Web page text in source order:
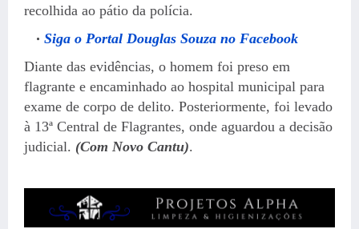
recolhida ao pátio da polícia.
Siga o Portal Douglas Souza no Facebook
Diante das evidências, o homem foi preso em
flagrante e encaminhado ao hospital municipal para
exame de corpo de delito. Posteriormente, foi levado
à 13ª Central de Flagrantes, onde aguardou a decisão
judicial. (Com Novo Cantu).